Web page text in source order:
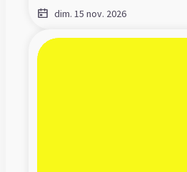
dim. 15 nov. 2026